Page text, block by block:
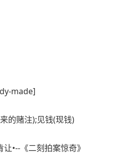
made]
的赌注);见钱(现钱)
•--《二刻拍案惊奇》